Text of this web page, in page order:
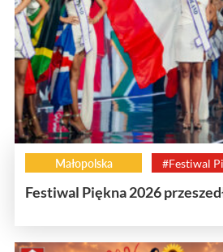
Małopolska #Festiwal
Festiwal Piękna 2026